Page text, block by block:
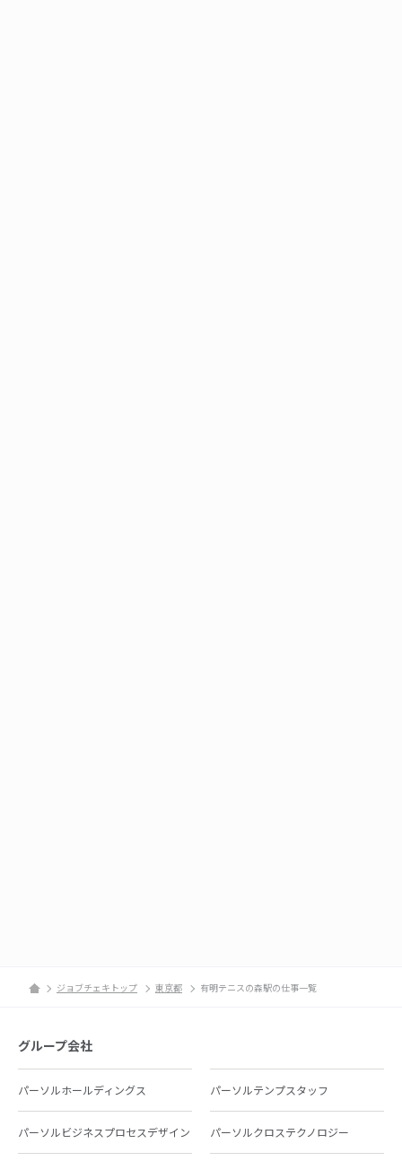
ジョブチェキトップ 東京都 有明テニスの森駅の仕事一覧
グループ会社
パーソルホールディングス パーソルテンプスタッフ
パーソルビジネスプロセスデザイン パーソルクロステクノロジー